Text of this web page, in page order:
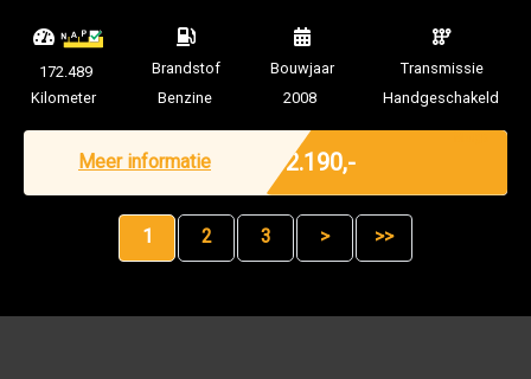
172.489
Kilometer
Brandstof
Benzine
Bouwjaar
2008
Transmissie
Handgeschakeld
Meer informatie € 2.190,-
1 2 3 > >>